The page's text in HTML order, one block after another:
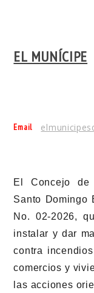
EL MUNÍCIPE
Email
El Concejo de
Santo Domingo
No. 02-2026,
instalar y dar
contra
comercios y
las acciones